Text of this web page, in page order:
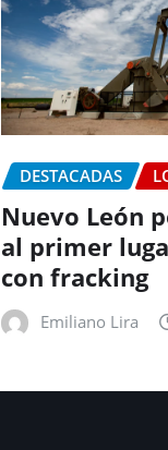
DESTACADAS
Nuevo León
al primer
con fracking
Emiliano Lira